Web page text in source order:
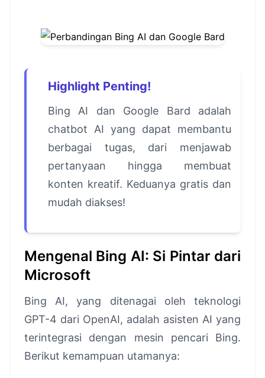
Highlight Penting!
Bing AI dan Google Bard adalah
chatbot AI yang dapat membantu
berbagai tugas, dari menjawab
pertanyaan hingga membuat
konten kreatif. Keduanya gratis dan
mudah diakses!
Mengenal Bing AI: Si Pintar dari
Microsoft
Bing AI, yang ditenagai oleh teknologi
GPT-4 dari OpenAI, adalah asisten AI yang
terintegrasi dengan mesin pencari Bing.
Berikut kemampuan utamanya: